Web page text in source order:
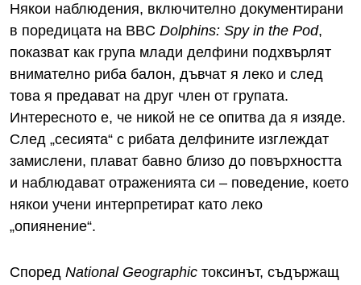
Някои наблюдения, включително документирани
в поредицата на BBC Dolphins: Spy in the Pod,
показват как група млади делфини подхвърлят
внимателно риба балон, дъвчат я леко и след
това я предават на друг член от групата.
Интересното е, че никой не се опитва да я изяде.
След „сесията“ с рибата делфините изглеждат
замислени, плават бавно близо до повърхността
и наблюдават отраженията си – поведение, което
някои учени интерпретират като леко
„опиянение“.
Според National Geographic токсинът, съдържащ